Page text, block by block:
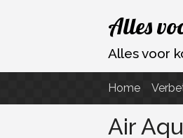
Ga
naar
de
Alles
Alles voor
Home
Air